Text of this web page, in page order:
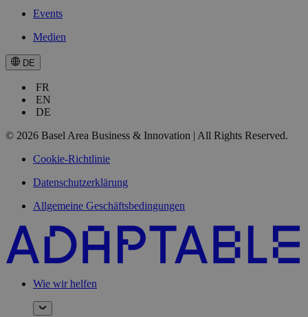
Events
Medien
DE
FR
EN
DE
© 2026 Basel Area Business & Innovation | All Rights Reserved.
Cookie-Richtlinie
Datenschutzerklärung
Allgemeine Geschäftsbedingungen
Wie wir helfen